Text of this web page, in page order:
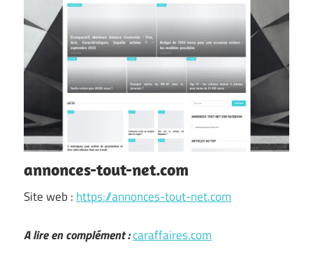
annonces-tout-net.com
Site web : https://annonces-tout-net.com
A lire en complément :caraffaires.com